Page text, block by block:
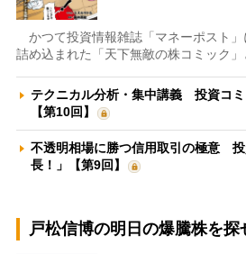
かつて投資情報雑誌「マネーポスト
詰め込まれた「天下無敵の株コミック
テクニカル分析・集中講義 投資コミ
【第10回】
不透明相場に勝つ信用取引の極意
長！」【第9回】
戸松信博の明日の爆騰株を探